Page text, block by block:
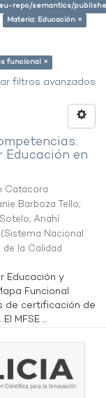
repo/semantics/
Materia: Educación ×
funcional ×
filtros avanzados
en
Catacora
Barboza Tello;
; Anahí
(Sistema Nacional
la Calidad
Educación y
Funcional
de certificación de
MFSE ...